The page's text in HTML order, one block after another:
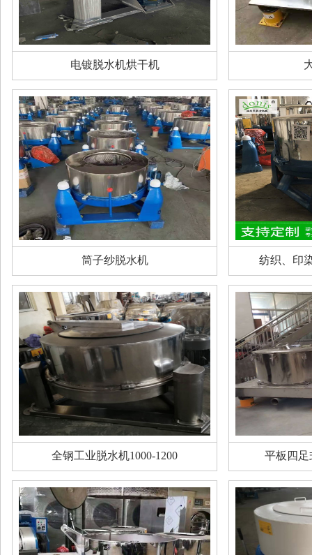
电镀脱水机烘干机
筒子纱脱水机 纺织、印
全钢工业脱水机1000-1200 平板四足